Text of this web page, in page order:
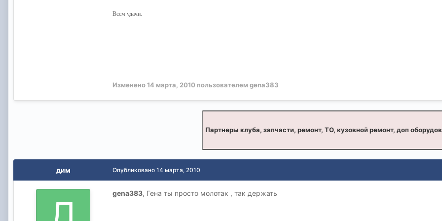
Всем удачи.
Изменено14 марта, 2010 пользователем gena383
Партнеры клуба, запчасти, ремонт, ТО, кузовной ремонт, доп
дим Опубликовано 14 марта, 2010
gena383, Гена ты просто молотак , так держать